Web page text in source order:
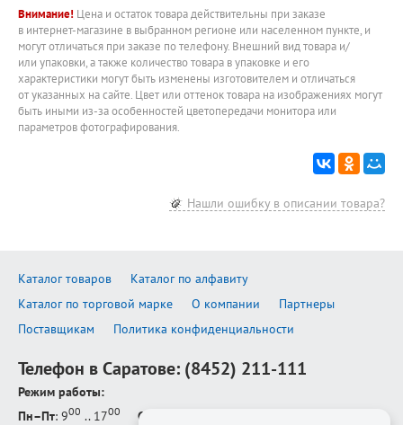
Внимание! Цена и остаток товара действительны при заказе
в интернет-магазине в выбранном регионе или населенном пункте, и
могут отличаться при заказе по телефону. Внешний вид товара и/
или упаковки, а также количество товара в упаковке и его
характеристики могут быть изменены изготовителем и отличаться
от указанных на сайте. Цвет или оттенок товара на изображениях могут
быть иными из-за особенностей цветопередачи монитора или
параметров фотографирования.
Нашли ошибку в описании товара?
Каталог товаров
Каталог по алфавиту
Каталог по торговой марке
О компании
Партнеры
Поставщикам
Политика конфиденциальности
Телефон в Саратове: (8452) 211-111
Режим работы:
Пн–Пт: 900 .. 1700 Сб–Вс